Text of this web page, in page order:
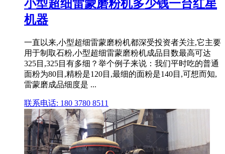
小型超细雷蒙磨粉机多少钱一台红星
机器
一直以来,小型超细雷蒙磨粉机都深受投资者关注,它主要
用于制取石粉,小型超细雷蒙磨粉机成品目数最高可达
325目,325目有多细？举个例子来说：我们平时吃的普通
面粉为80目,精粉是120目,最细的面粉是140目,可想而知,
雷蒙磨成品细度是 ...
联系电话: 180 3780 8511